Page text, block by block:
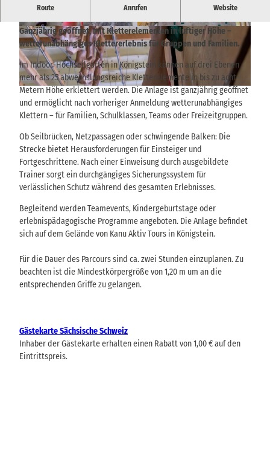
© viawww.saechsische-schweiz.de , Yvonne Brückner |CC-BY-SA
© viawww.saechsische-schweiz.de , Yvonne Brü
ckner |CC-BY-SA
© via www.saechsische-schweiz.de , Yvonne Brü
CC-BY-SA
Route Anrufen Website
Indoor-Kletterpark:
Ganzjährig geöffnet, mit Kletterelementen in luftiger Höhe –
wetterunabhängiges Klettererlebnis für Gruppen und Familien.
Im Indoor-Hochseilgarten in Königstein können auf drei Ebenen
mehr als 25 abwechslungsreiche Kletterelemente in bis zu acht
Metern Höhe erklettert werden. Die Anlage ist ganzjährig geöffnet
und ermöglicht nach vorheriger Anmeldung wetterunabhängiges
Klettern – für Familien, Schulklassen, Teams oder Freizeitgruppen.
Ob Seilbrücken, Netzpassagen oder schwingende Balken: Die
Strecke bietet Herausforderungen für Einsteiger und
Fortgeschrittene. Nach einer Einweisung durch ausgebildete
Trainer sorgt ein durchgängiges Sicherungssystem für
verlässlichen Schutz während des gesamten Erlebnisses.
Begleitend werden Teamevents, Kindergeburtstage oder
erlebnispädagogische Programme angeboten. Die Anlage befindet
sich auf dem Gelände von Kanu Aktiv Tours in Königstein.
Für die Dauer des Parcours sind ca. zwei Stunden einzuplanen. Zu
beachten ist die Mindestkörpergröße von 1,20 m um an die
entsprechenden Griffe zu gelangen.
Gästekarte Sächsische Schweiz
Inhaber der Gästekarte erhalten einen Rabatt von 1,00 € auf den
Eintrittspreis.